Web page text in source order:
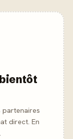
partenaires
direct. En